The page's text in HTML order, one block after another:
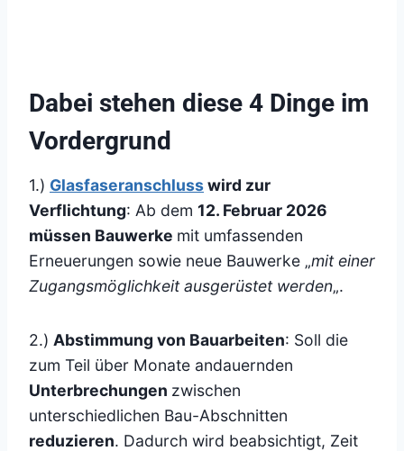
Dabei stehen diese 4 Dinge im
Vordergrund
1.) Glasfaseranschlusswird zur
Verflichtung: Ab dem 12. Februar 2026
müssen Bauwerke mit umfassenden
Erneuerungen sowie neue Bauwerke „mit einer
Zugangsmöglichkeit ausgerüstet werden„.
2.) Abstimmung von Bauarbeiten: Soll die
zum Teil über Monate andauernden
Unterbrechungen zwischen
unterschiedlichen Bau-Abschnitten
reduzieren. Dadurch wird beabsichtigt, Zeit